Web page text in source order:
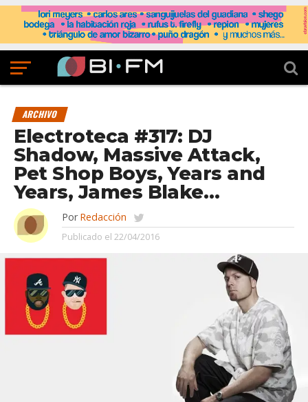
ARCHIVO
Electroteca #317: DJ
Shadow, Massive Attack,
Pet Shop Boys, Years and
Years, James Blake…
Por Redacción
Publicado el 22/04/2016